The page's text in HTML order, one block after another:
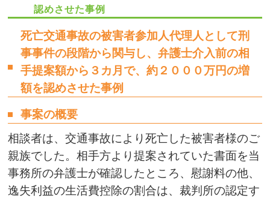
認めさせた事例
死亡交通事故の被害者参加人代理人として刑
事事件の段階から関与し、弁護士介入前の相
手提案額から３カ月で、約２０００万円の増
額を認めさせた事例
事案の概要
相談者は、交通事故により死亡した被害者様のご
親族でした。相手方より提案されていた書面を当
事務所の弁護士が確認したところ、慰謝料の他、
逸失利益の生活費控除の割合は、裁判所の認定す